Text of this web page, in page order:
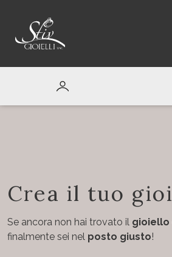
Crea il tuo
Se ancora non hai trovato il gioiello
finalmente sei nel posto giusto!